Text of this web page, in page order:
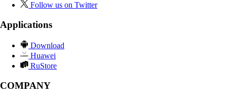
Follow us on Twitter
Applications
Download
Huawei
RuStore
COMPANY